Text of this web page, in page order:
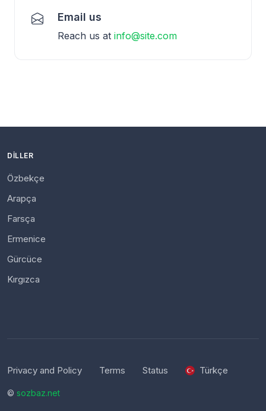
Email us
Reach us at info@site.com
DILLER
Özbekçe
Arapça
Farsça
Ermenice
Gürcüce
Kırgızca
Privacy and Policy Terms Status Türkçe
© sozbaz.net